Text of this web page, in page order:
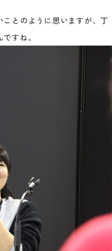
ことのように思いますが、丁
すね。